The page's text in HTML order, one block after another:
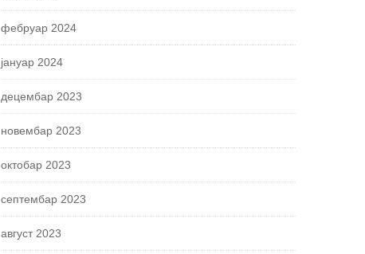
фебруар 2024
јануар 2024
децембар 2023
новембар 2023
октобар 2023
септембар 2023
август 2023